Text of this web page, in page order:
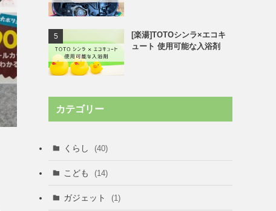
[楽湯]TOTOシンラ×エコキ
ュート 使用可能な入浴剤
カテゴリー
くらし (40)
こども (14)
ガジェット (1)